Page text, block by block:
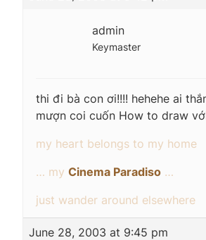
admin
Keymaster
thi đi bà con ơi!!!! hehehe ai
mượn coi cuốn How to draw
my heart belongs to my home
… my Cinema Paradiso …
just wander around elsewhere
June 28, 2003 at 9:45 pm